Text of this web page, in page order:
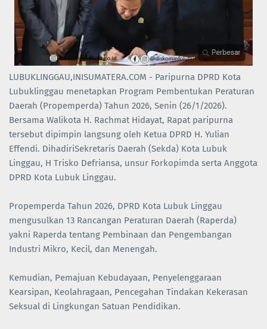
LUBUKLINGGAU,INISUMATERA.COM - Paripurna DPRD Kota
Lubuklinggau menetapkan Program Pembentukan Peraturan
Daerah (Propemperda) Tahun 2026, Senin (26/1/2026).
Bersama Walikota H. Rachmat Hidayat, Rapat paripurna
tersebut dipimpin langsung oleh Ketua DPRD H. Yulian
Effendi. DihadiriSekretaris Daerah (Sekda) Kota Lubuk
Linggau, H Trisko Defriansa, unsur Forkopimda serta Anggota
DPRD Kota Lubuk Linggau.
Propemperda Tahun 2026, DPRD Kota Lubuk Linggau
mengusulkan 13 Rancangan Peraturan Daerah (Raperda)
yakni Raperda tentang Pembinaan dan Pengembangan
Industri Mikro, Kecil, dan Menengah.
Kemudian, Pemajuan Kebudayaan, Penyelenggaraan
Kearsipan, Keolahragaan, Pencegahan Tindakan Kekerasan
Seksual di Lingkungan Satuan Pendidikan.